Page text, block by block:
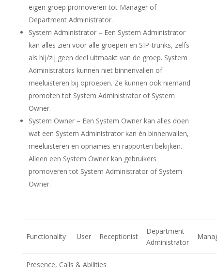
eigen groep promoveren tot Manager of
Department Administrator.
System Administrator– Een System Administrator
kan alles zien voor alle groepen en SIP-trunks, zelfs
als hij/zij geen deel uitmaakt van de groep. System
Administrators kunnen niet binnenvallen of
meeluisteren bij oproepen. Ze kunnen ook niemand
promoten tot System Administrator of System
Owner.
System Owner– Een System Owner kan alles doen
wat een System Administrator kan én binnenvallen,
meeluisteren en opnames en rapporten bekijken.
Alleen een System Owner kan gebruikers
promoveren tot System Administrator of System
Owner.
Functionality User Receptionist
Department
Administrator
Presence, Calls & Abilities